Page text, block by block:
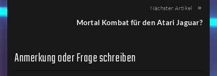
Nächster Artikel
Mortal Kombat für den Atari Jaguar?
Anmerkung oder Frage schreiben